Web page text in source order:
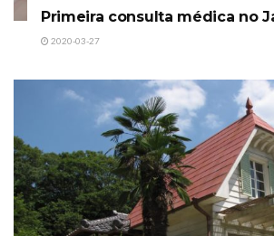
Primeira consulta médica no
2020-03-27